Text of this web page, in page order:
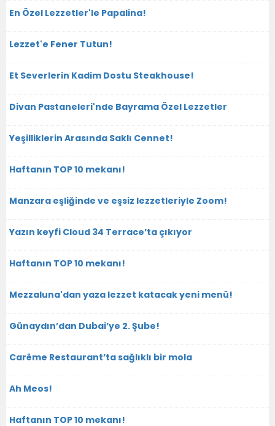
En Özel Lezzetler'le Papalina!
Lezzet'e Fener Tutun!
Et Severlerin Kadim Dostu Steakhouse!
Divan Pastaneleri'nde Bayrama Özel Lezzetler
Yeşilliklerin Arasında Saklı Cennet!
Haftanın TOP 10 mekanı!
Manzara eşliğinde ve eşsiz lezzetleriyle Zoom!
Yazın keyfi Cloud 34 Terrace’ta çıkıyor
Haftanın TOP 10 mekanı!
Mezzaluna'dan yaza lezzet katacak yeni menü!
Günaydın’dan Dubai’ye 2. Şube!
Carême Restaurant’ta sağlıklı bir mola
Ah Meos!
Haftanın TOP 10 mekanı!